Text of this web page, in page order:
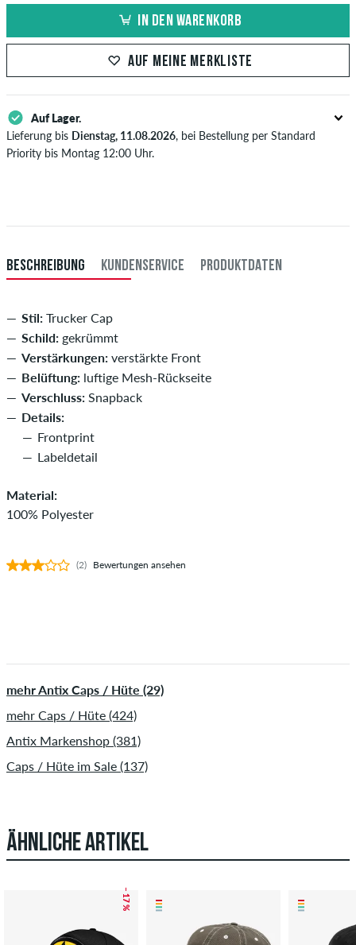
IN DEN WARENKORB
AUF MEINE MERKLISTE
Auf Lager.
Lieferung bis Dienstag, 11.08.2026, bei Bestellung per Standard
Priority bis Montag 12:00 Uhr.
BESCHREIBUNG KUNDENSERVICE PRODUKTDATEN
Stil: Trucker Cap
Schild: gekrümmt
Verstärkungen: verstärkte Front
Belüftung: luftige Mesh-Rückseite
Verschluss: Snapback
Details:
Frontprint
Labeldetail
Material:
100% Polyester
(2) Bewertungen ansehen
mehr Antix Caps / Hüte (29)
mehr Caps / Hüte (424)
Antix Markenshop (381)
Caps / Hüte im Sale (137)
ÄHNLICHE ARTIKEL
– 17 %